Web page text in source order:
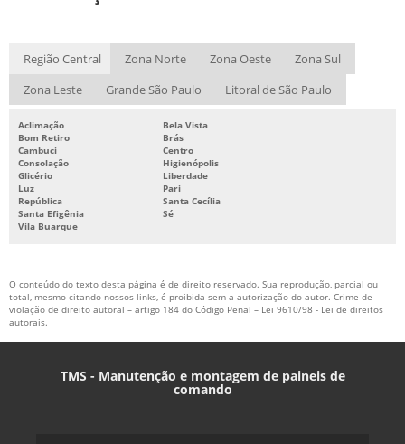
PAINEL DE COMANDO ELÉTRICO
PAINEL DE COMANDO PARA GERADOR
PAINEL DE COMANDO PARA MOTORES
PAINEL DE COMANDO PREÇO
QUADRO DE COMANDO ELETRICO
SERVIÇO DE FILTRAGEM DE OLEO DE TRANSFORMADOR
Região Central Zona Norte Zona Oeste
Zona Sul
Zona Leste
Grande São Paulo Litoral de São Paulo
Aclimação
Bela Vista
Bom Retiro
Brás
Cambuci
Centro
Consolação
Higienópolis
Glicério
Liberdade
Luz
Pari
República
Santa Cecília
Santa Efigênia
Sé
Vila Buarque
O conteúdo do texto desta página é de direito reservado. Sua reprodução, parcial ou
total, mesmo citando nossos links, é proibida sem a autorização do autor. Crime de
violação de direito autoral – artigo 184 do Código Penal – Lei 9610/98 - Lei de direitos
autorais.
TMS - Manutenção e montagem de paineis de
comando